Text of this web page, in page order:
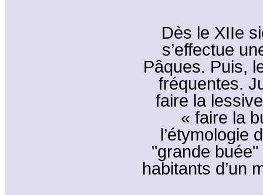
Dès le XIIe
s’effectue
Pâques. Puis,
fréquentes.
faire la
« faire la
l’étymologie
"grande buée"
habitants d’un